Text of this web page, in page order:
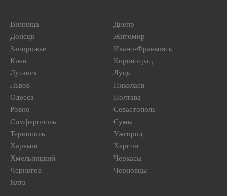
Винница
Днепр
Донецк
Житомир
Запорожье
Ивано-Франковск
Киев
Кировоград
Луганск
Луцк
Львов
Николаев
Одесса
Полтава
Ровно
Севастополь
Симферополь
Сумы
Тернополь
Ужгород
Харьков
Херсон
Хмельницкий
Черкасы
Чернигов
Черновцы
Ялта